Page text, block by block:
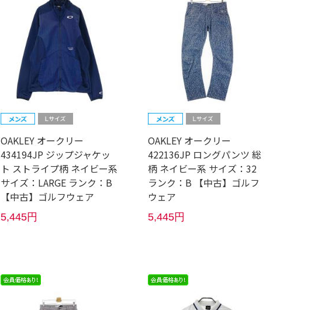
OAKLEY オークリー
434194JP ジップジャケッ
ト ストライプ柄 ネイビー系
サイズ：LARGE ランク：B
【中古】ゴルフウェア
5,445円
OAKLEY オークリー
422136JP ロングパンツ 総
柄 ネイビー系 サイズ：32
ランク：B 【中古】ゴルフ
ウェア
5,445円